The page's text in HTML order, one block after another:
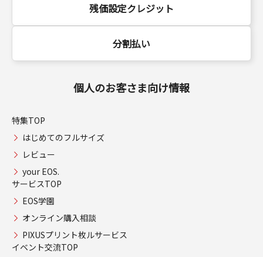
残価設定クレジット
分割払い
個人のお客さま向け情報
特集TOP
はじめてのフルサイズ
レビュー
your EOS.
サービスTOP
EOS学園
オンライン購入相談
PIXUSプリント枚ルサービス
イベント交流TOP